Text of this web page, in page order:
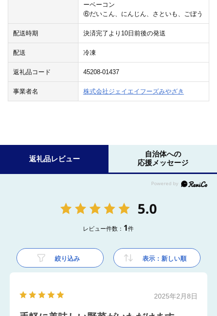
ーベーコン
⑥だいこん、にんじん、さといも、ごぼう
配送時期 決済完了より10日前後の発送
配送 冷凍
返礼品コード 45208-01437
事業者名 株式会社ジェイエイフーズみやざき
返礼品レビュー
自治体への
応援メッセージ
5.0
レビュー件数： 1件
絞り込み 表示：新しい順
2025年2月8日